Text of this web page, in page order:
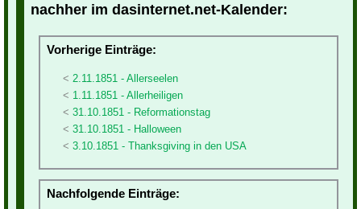
nachher im dasinternet.net-Kalender:
Vorherige Einträge:
2.11.1851 - Allerseelen
1.11.1851 - Allerheiligen
31.10.1851 - Reformationstag
31.10.1851 - Halloween
3.10.1851 - Thanksgiving in den USA
Nachfolgende Einträge: